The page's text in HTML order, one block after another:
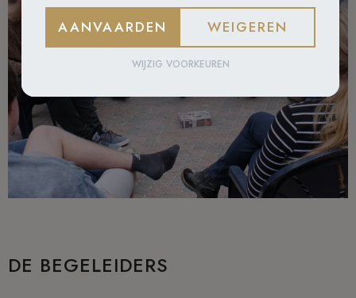
DE BEGELEIDERS
AANVAARDEN WEIGEREN
WIJZIG VOORKEUREN